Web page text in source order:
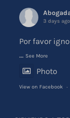
3 days ago
Por favor
... See More
Photo
View on Facebook ·